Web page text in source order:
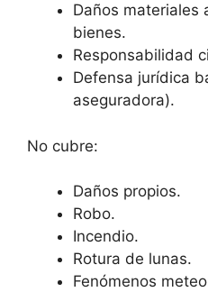
Daños materiales
bienes.
Responsabilidad
Defensa jurídica
aseguradora).
No cubre:
Daños propios.
Robo.
Incendio.
Rotura de lunas.
Fenómenos